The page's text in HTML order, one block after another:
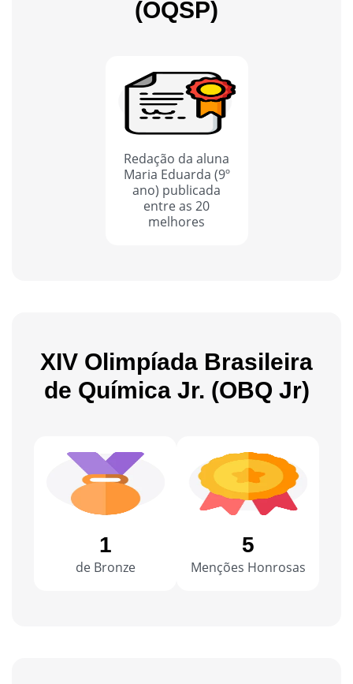
(OQSP)
Redação da aluna
Maria Eduarda (9º
ano) publicada
entre as 20
melhores
XIV Olimpíada Brasileira
de Química Jr. (OBQ Jr)
1
de Bronze
5
Menções Honrosas